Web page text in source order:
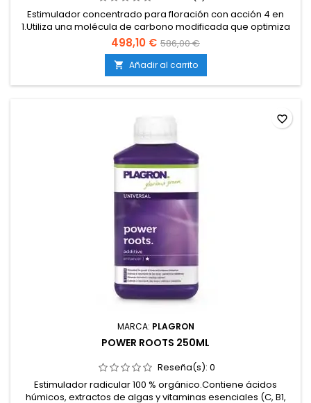
Estimulador concentrado para floración con acción 4 en
1.Utiliza una molécula de carbono modificada que optimiza
fotosíntesis y energía interna.Promueve cogollos más
pesados, compactos y con mejor perfil de
resina.Compatible con tierra, coco e hidroponía.Aporta
efecto protector frente al estrés vegetal.Apto como
complemento al...
498,10 € 586,00 €
 Añadir al carrito
MARCA: PLAGRON
POWER ROOTS 250ML
Reseña(s): 0
Estimulador radicular 100 % orgánico.Contiene ácidos
húmicos, extractos de algas y vitaminas esenciales (C, B1,
favorite_border